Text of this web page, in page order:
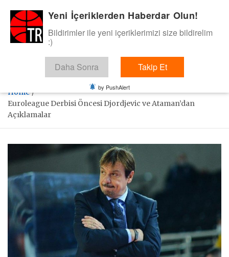
content
BasketTR
Sol dip çizgiden bir basket de bizden gelsin dedik.
Home
Euroleague Derbisi Öncesi Djordjevic ve Ataman’dan
Açıklamalar
Yeni İçeriklerden Haberdar Olun!
Bildirimler ile yeni içeriklerimizi size bildirelim
:)
Daha Sonra Takip Et
by PushAlert